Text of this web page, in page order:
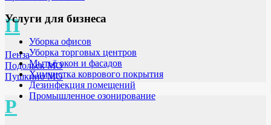
П
Пенза
Подольск МО
Пушкино МО
Р
Услуги для бизнеса
Уборка офисов
Уборка торговых центров
Мытьё окон и фасадов
Химчистка коврового покрытия
Дезинфекция помещений
Промышленное озонирование